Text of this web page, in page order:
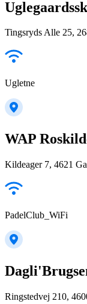
Tingsryds Alle 25,
Ugletne
WAP
Kildeager 7, 4621
PadelClub_WiFi
Ringstedvej 210,